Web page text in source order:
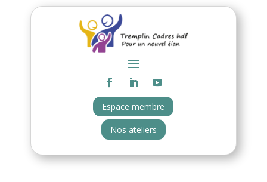
Espace membre
Nos ateliers